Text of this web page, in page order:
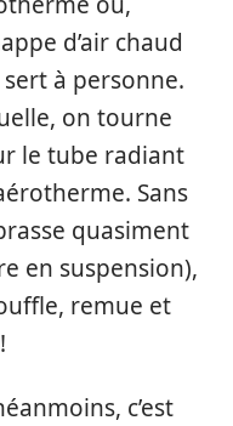
d’air chaud
à personne.
on tourne
le tube radiant
Sans
quasiment
en suspension),
remue et
c’est